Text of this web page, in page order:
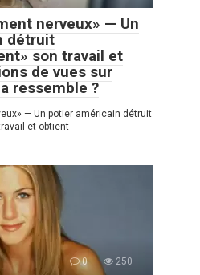
nerveux» — Un
détruit
son travail et
de vues sur
ressemble ?
— Un potier américain détruit
et obtient
0 250